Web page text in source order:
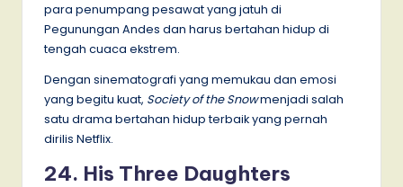
para penumpang pesawat yang jatuh di
Pegunungan Andes dan harus bertahan hidup di
tengah cuaca ekstrem.
Dengan sinematografi yang memukau dan emosi
yang begitu kuat, Society of the Snowmenjadi salah
satu drama bertahan hidup terbaik yang pernah
dirilis Netflix.
24. His Three Daughters